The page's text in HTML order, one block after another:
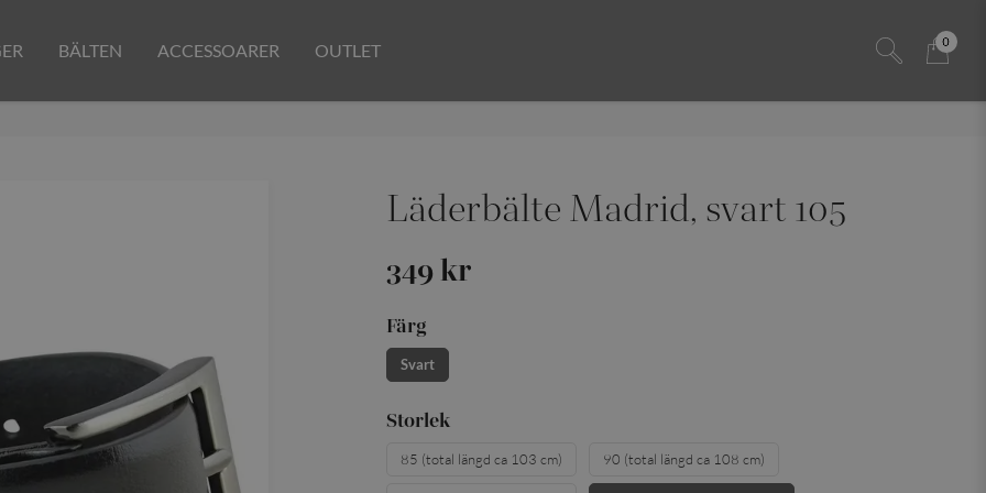
0
BÄLTEN ACCESSOARER OUTLET
Läderbälte Madrid, svart 105
349 kr
Färg
Svart
Storlek
85 (total längd ca 103 cm) 90 (total längd ca 108 cm)